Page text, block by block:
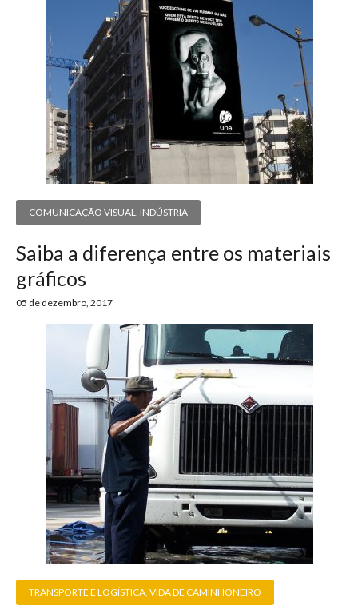
COMUNICAÇÃO VISUAL INDÚSTRIA
Saiba a diferença entre os materiais
gráficos
05 de dezembro, 2017
TRANSPORTE E LOGÍSTICA VIDA DE CAMINHONEIRO